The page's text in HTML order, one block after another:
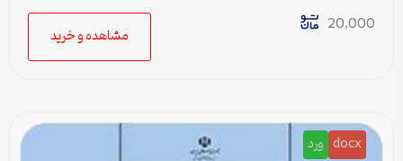
20,000
مشاهده و خرید
docx ورد